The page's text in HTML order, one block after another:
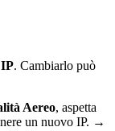
. Cambiarlo può
Aereo, aspetta
un nuovo IP. →